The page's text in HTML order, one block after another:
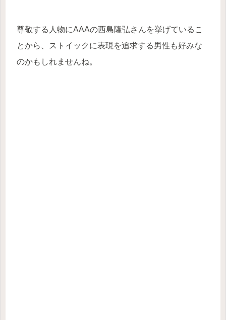
尊敬する人物にAAAの西島隆弘さんを挙げているこ
とから、ストイックに表現を追求する男性も好みな
のかもしれませんね。